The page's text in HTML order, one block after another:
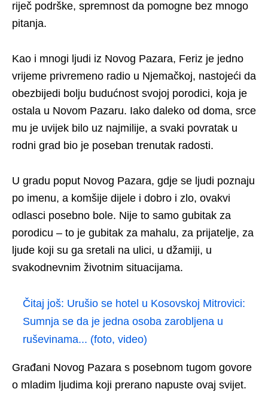
riječ podrške, spremnost da pomogne bez mnogo
pitanja.
Kao i mnogi ljudi iz Novog Pazara, Feriz je jedno
vrijeme privremeno radio u Njemačkoj, nastojeći da
obezbijedi bolju budućnost svojoj porodici, koja je
ostala u Novom Pazaru. Iako daleko od doma, srce
mu je uvijek bilo uz najmilije, a svaki povratak u
rodni grad bio je poseban trenutak radosti.
U gradu poput Novog Pazara, gdje se ljudi poznaju
po imenu, a komšije dijele i dobro i zlo, ovakvi
odlasci posebno bole. Nije to samo gubitak za
porodicu – to je gubitak za mahalu, za prijatelje, za
ljude koji su ga sretali na ulici, u džamiji, u
svakodnevnim životnim situacijama.
Čitaj još: Urušio se hotel u Kosovskoj Mitrovici:
Sumnja se da je jedna osoba zarobljena u
ruševinama... (foto, video)
Građani Novog Pazara s posebnom tugom govore
o mladim ljudima koji prerano napuste ovaj svijet.